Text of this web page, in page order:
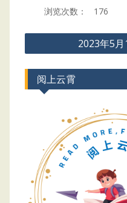
浏览次数： 176
Post
navigation
2023年5
阅上云霄